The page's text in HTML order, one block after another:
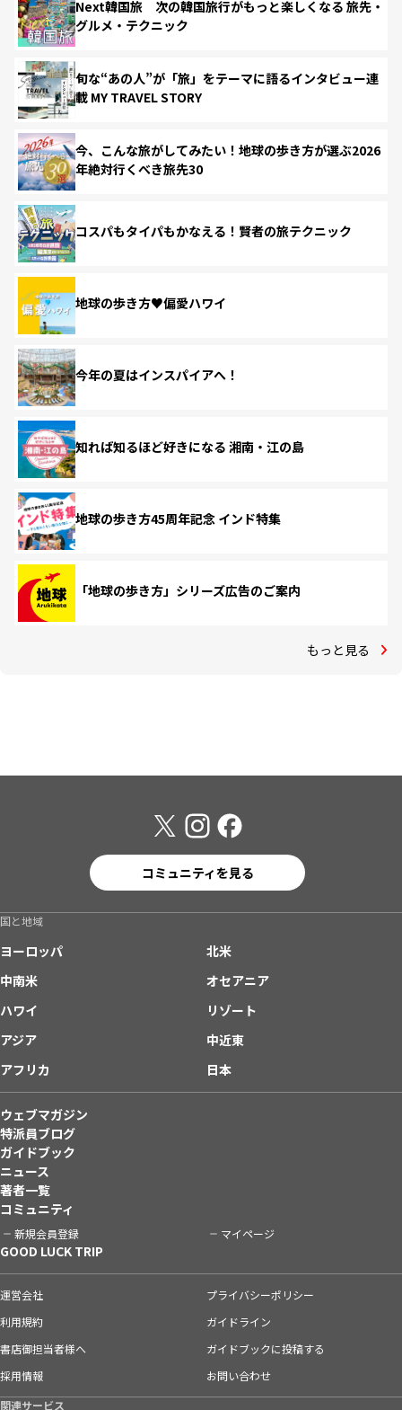
Next韓国旅 次の韓国旅行がもっと楽しくなる 旅先・
グルメ・テクニック
旬な“あの人”が「旅」をテーマに語るインタビュー連
載 MY TRAVEL STORY
今、こんな旅がしてみたい！地球の歩き方が選ぶ2026
年絶対行くべき旅先30
コスパもタイパもかなえる！賢者の旅テクニック
地球の歩き方♥偏愛ハワイ
今年の夏はインスパイアへ！
知れば知るほど好きになる 湘南・江の島
地球の歩き方45周年記念 インド特集
「地球の歩き方」シリーズ広告のご案内
もっと見る
コミュニティを見る
国と地域
ヨーロッパ
北米
中南米
オセアニア
ハワイ
リゾート
アジア
中近東
アフリカ
日本
ウェブマガジン
特派員ブログ
ガイドブック
ニュース
著者一覧
コミュニティ
新規会員登録 マイページ
GOOD LUCK TRIP
運営会社
プライバシーポリシー
利用規約
ガイドライン
書店御担当者様へ
ガイドブックに投稿する
採用情報
お問い合わせ
関連サービス